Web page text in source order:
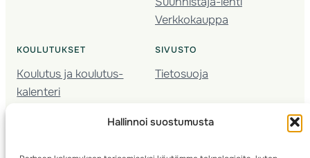
Hallinnoi suostumusta
Verkkokauppa
KOULUTUKSET
Koulutus ja koulutus­
kalenteri
Seura­kehittäminen
SIVUSTO
Tietosuoja